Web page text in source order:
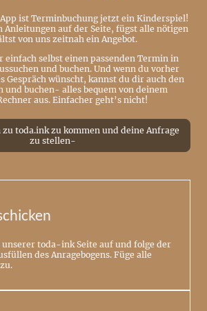
ist Terminbuchung jetzt ein Kinderspiel!
Anleitungen auf der Seite, fügst alle nötigen
von uns zeitnah ein Angebot.
einfach selbst einen passenden Termin in
und buchen. Und wenn du vorher
Gespräch wünscht, kannst du dir auch den
buchen- alles bequem von deinem
aus. Einfacher geht’s nicht!
toda.ink zu kommen und deine Anfrage
zu stellen-
unserer toda-ink Seite auf und folge der
des Anragebogens. Füge alle